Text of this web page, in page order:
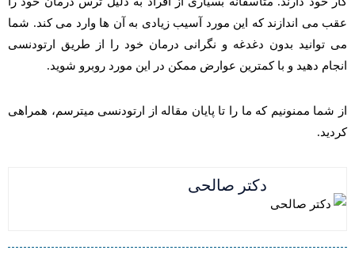
عقب می اندازند که این مورد آسیب زیادی به آن ها وارد می کند. شما
می توانید بدون دغدغه و نگرانی درمان خود را از طریق ارتودنسی
انجام دهید و با کمترین عوارض ممکن در این مورد روبرو شوید.
از شما ممنونیم که ما را تا پایان مقاله از ارتودنسی میترسم، همراهی
کردید.
دکتر صالحی